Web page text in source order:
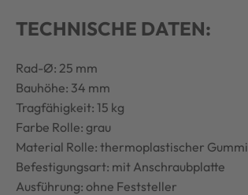
TECHNISCHE DATEN:
Rad-Ø: 25 mm
Bauhöhe: 34 mm
Tragfähigkeit: 15 kg
Farbe Rolle: grau
Material Rolle: thermoplastischer Gummi
Befestigungsart: mit Anschraubplatte
Ausführung: ohne Feststeller